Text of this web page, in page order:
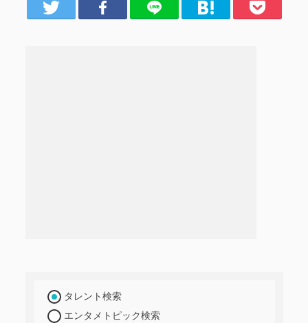
Facebook LINE はてブ Pocket
タレント検索
エンタメトピック検索